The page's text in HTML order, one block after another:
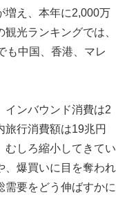
増え、本年に2,000万
光ランキングでは、
も中国、香港、マレ
インバウンド消費は2
旅行消費額は19兆円
むしろ縮小してきてい
、爆買いに目を奪われ
需要をどう伸ばすかに